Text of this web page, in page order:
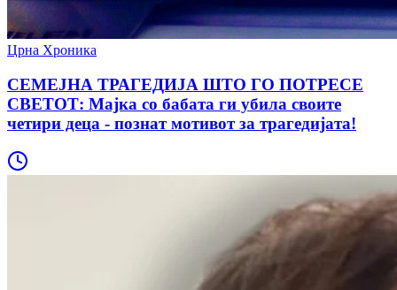
Црна Хроника
СЕМЕЈНА ТРАГЕДИЈА ШТО ГО ПОТРЕСЕ
СВЕТОТ: Мајка со бабата ги убила своите
четири деца - познат мотивот за трагедијата!